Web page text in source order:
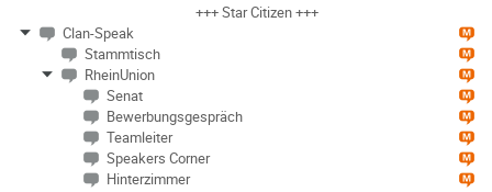
+++ Star Citizen +++
Clan-Speak
Stammtisch
RheinUnion
Senat
Bewerbungsgespräch
Teamleiter
Speakers Corner
Hinterzimmer